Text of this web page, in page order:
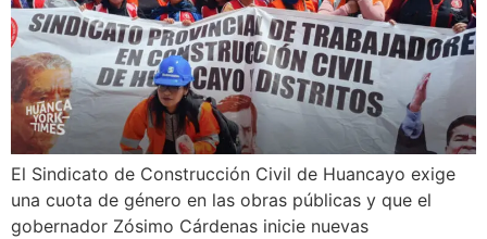
El Sindicato de Construcción Civil de Huancayo exige
una cuota de género en las obras públicas y que el
gobernador Zósimo Cárdenas inicie nuevas